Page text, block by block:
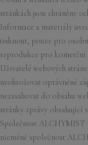
stránkách jsou chráněny
Informace a materiály
tisknout, pouze pro
reprodukce pro komerční
Uživatelé webových
neohrožovat oprávněné
nezasahovat do obsahu
stránky zprávy obsahující
Společnost ALCHYMIST
nicméně společnost